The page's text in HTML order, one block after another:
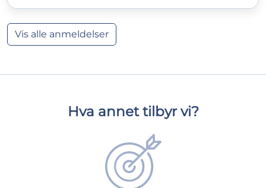
Vis alle anmeldelser
Hva annet tilbyr vi?